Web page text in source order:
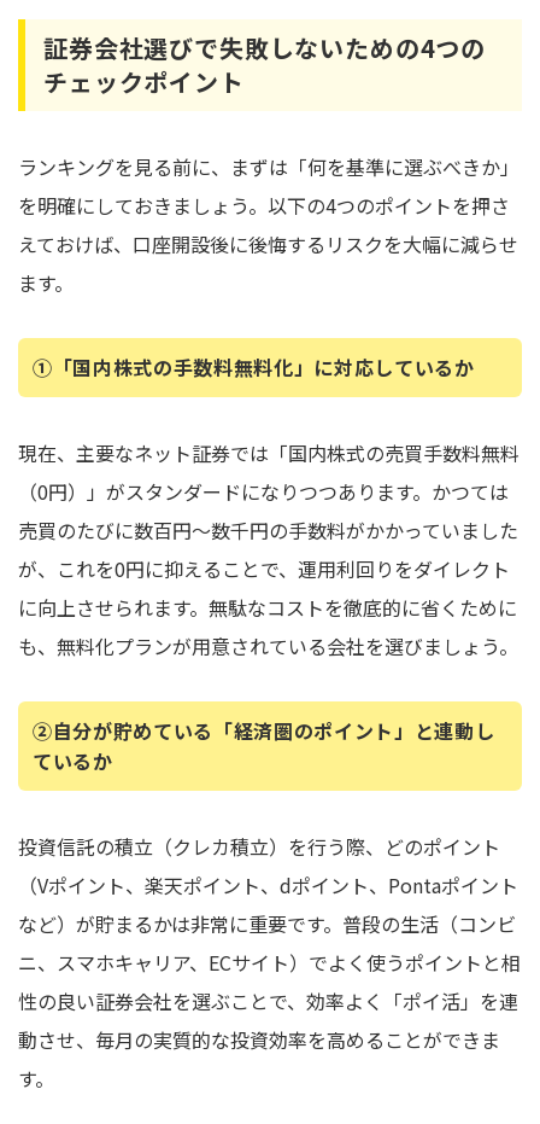
証券会社選びで失敗しないための4つの
チェックポイント
ランキングを見る前に、まずは「何を基準に選ぶべきか」
を明確にしておきましょう。以下の4つのポイントを押さ
えておけば、口座開設後に後悔するリスクを大幅に減らせ
ます。
①「国内株式の手数料無料化」に対応しているか
現在、主要なネット証券では「国内株式の売買手数料無料
（0円）」がスタンダードになりつつあります。かつては
売買のたびに数百円〜数千円の手数料がかかっていました
が、これを0円に抑えることで、運用利回りをダイレクト
に向上させられます。無駄なコストを徹底的に省くために
も、無料化プランが用意されている会社を選びましょう。
②自分が貯めている「経済圏のポイント」と連動し
ているか
投資信託の積立（クレカ積立）を行う際、どのポイント
（Vポイント、楽天ポイント、dポイント、Pontaポイント
など）が貯まるかは非常に重要です。普段の生活（コンビ
ニ、スマホキャリア、ECサイト）でよく使うポイントと相
性の良い証券会社を選ぶことで、効率よく「ポイ活」を連
動させ、毎月の実質的な投資効率を高めることができま
す。